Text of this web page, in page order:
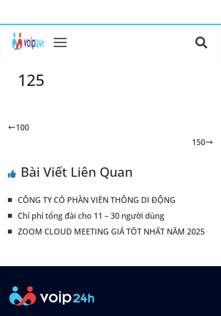
125
100
150
Bài Viết Liên Quan
CÔNG TY CỔ PHẦN VIỄN THÔNG DI ĐỘNG
Chí phí tổng đài cho 11 – 30 người dùng
ZOOM CLOUD MEETING GIÁ TỐT NHẤT NĂM 2025